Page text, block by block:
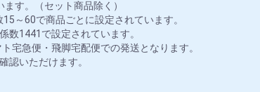
す。（セット商品除く）
～60で商品ごとに設定されています。
数1441で設定されています。
宅急便・飛脚宅配便での発送となります。
認いただけます。